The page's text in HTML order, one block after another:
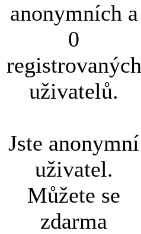
anonymních a
0
registrovaných
uživatelů.
Jste anonymní
uživatel.
Můžete se
zdarma